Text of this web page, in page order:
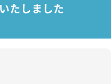
たしました